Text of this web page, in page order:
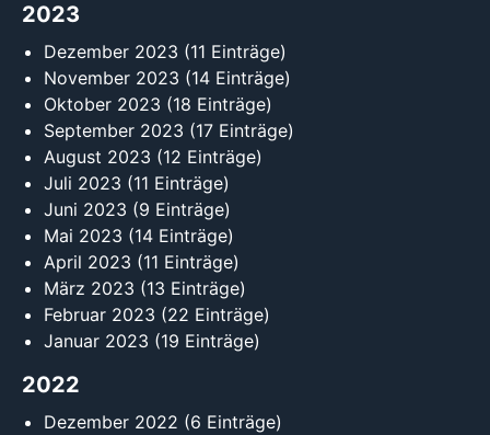
2023
Dezember 2023 (11 Einträge)
November 2023 (14 Einträge)
Oktober 2023 (18 Einträge)
September 2023 (17 Einträge)
August 2023 (12 Einträge)
Juli 2023 (11 Einträge)
Juni 2023 (9 Einträge)
Mai 2023 (14 Einträge)
April 2023 (11 Einträge)
März 2023 (13 Einträge)
Februar 2023 (22 Einträge)
Januar 2023 (19 Einträge)
2022
Dezember 2022 (6 Einträge)